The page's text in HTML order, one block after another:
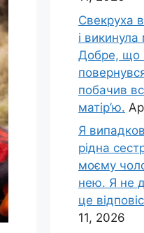
Свекруха
і викинула
Добре, що
побачив
матір’ю.
Я
рідна
моєму
нею. Я не
це
11, 2026